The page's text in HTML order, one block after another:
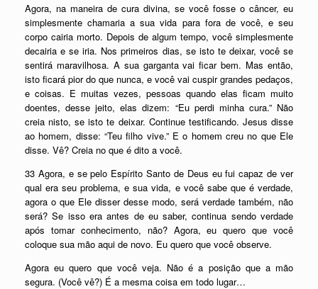
Agora, na maneira de cura divina, se você fosse o câncer, eu
simplesmente chamaria a sua vida para fora de você, e seu
corpo cairia morto. Depois de algum tempo, você simplesmente
decairia e se iria. Nos primeiros dias, se isto te deixar, você se
sentirá maravilhosa. A sua garganta vai ficar bem. Mas então,
isto ficará pior do que nunca, e você vai cuspir grandes pedaços,
e coisas. E muitas vezes, pessoas quando elas ficam muito
doentes, desse jeito, elas dizem: “Eu perdi minha cura.” Não
creia nisto, se isto te deixar. Continue testificando. Jesus disse
ao homem, disse: “Teu filho vive.” E o homem creu no que Ele
disse. Vê? Creia no que é dito a você.
33 Agora, e se pelo Espírito Santo de Deus eu fui capaz de ver
qual era seu problema, e sua vida, e você sabe que é verdade,
agora o que Ele disser desse modo, será verdade também, não
será? Se isso era antes de eu saber, continua sendo verdade
após tomar conhecimento, não? Agora, eu quero que você
coloque sua mão aqui de novo. Eu quero que você observe.
Agora eu quero que você veja. Não é a posição que a mão
segura. (Você vê?) É a mesma coisa em todo lugar…